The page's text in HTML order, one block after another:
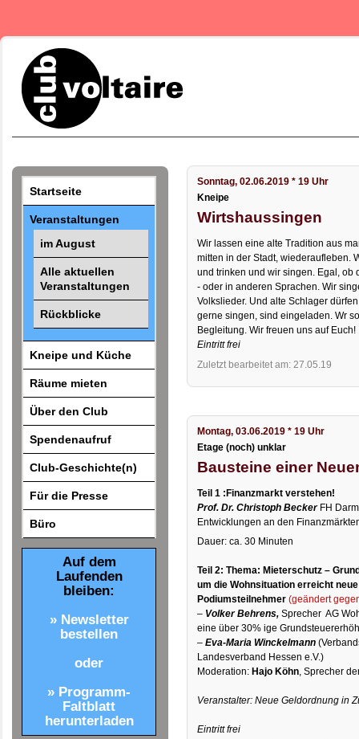
Startseite
Veranstaltungen
im August
Alle aktuellen
Veranstaltungen
Rückblicke
Kneipe und Küche
Räume mieten
Über den Club
Spendenaufruf
Club-Geschichte(n)
Für die Presse
Büro
Auf dem
Laufenden
bleiben:
» Newsletter
bestellen
oder
» Programm-
Faltblatt
herunterladen
Sonntag, 02.06.2019 * 19 Uhr
Kneipe
Wirtshaussingen
Wir lassen eine alte Tradition aus
mitten in der Stadt, wiederaufleben.
und trinken und wir singen. Egal, ob
- oder in anderen Sprachen. Wir
Volkslieder. Und alte Schlager
gerne singen, sind eingeladen. Wr
Begleitung. Wir freuen uns auf Euch!
Eintritt frei
Zuletzt bearbeitet am: 27.05.19
Montag, 03.06.2019 * 19 Uhr
Etage (noch) unklar
Bausteine einer
Teil 1 :Finanzmarkt verstehen!
Prof. Dr. Christoph BeckerFH
Entwicklungen an den
Dauer: ca. 30 Minuten
Teil 2: Thema: Mieterschutz –
um die Wohnsituation erreicht
Podiumsteilnehmer (geändert
– Volker Behrens, Sprecher AG
eine über 30% ige
– Eva-Maria Winckelmann
Landesverband Hessen e.V.)
Moderation: Hajo Köhn, Sprecher
Veranstalter: Neue Geldordnung in
Eintritt frei